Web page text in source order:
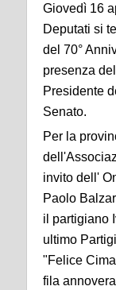
Giovedì 16
Deputati si
del 70°
presenza
Presidente
Senato.
Per la
invito dell'
Paolo
il partigiano
ultimo
"Felice
fila